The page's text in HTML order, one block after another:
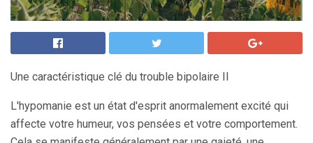
Une caractéristique clé du trouble bipolaire II
L'hypomanie est un état d'esprit anormalement excité qui
affecte votre humeur, vos pensées et votre comportement.